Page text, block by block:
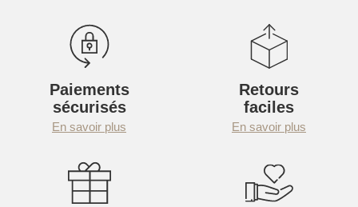
Paiements
sécurisés
En savoir plus
Retours
faciles
En savoir plus